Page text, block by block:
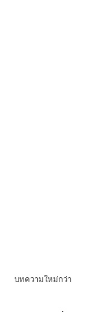
บทความใหม่กว่า